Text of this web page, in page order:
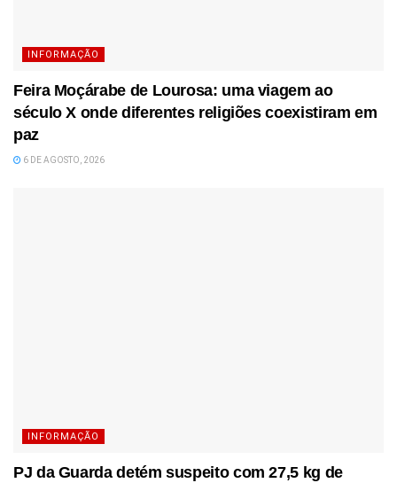
INFORMAÇÃO
Feira Moçárabe de Lourosa: uma viagem ao
século X onde diferentes religiões coexistiram em
paz
6 DE AGOSTO, 2026
INFORMAÇÃO
PJ da Guarda detém suspeito com 27,5 kg de